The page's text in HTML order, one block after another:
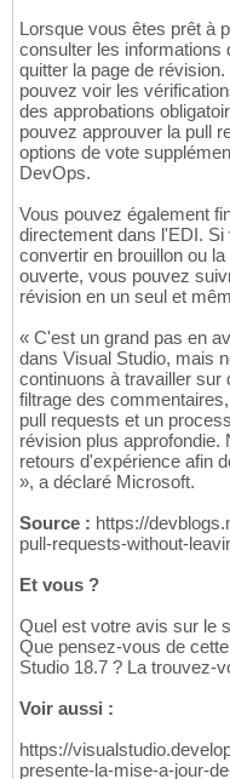
Lorsque vous êtes prêt à
consulter les informations
quitter la page de
pouvez voir les
des approbations
pouvez approuver la pull
options de vote
DevOps.
Vous pouvez également
directement dans l'EDI.
convertir en brouillon ou
ouverte, vous pouvez
révision en un seul et
« C'est un grand pas en
dans Visual Studio, mais
continuons à travailler sur
filtrage des
pull requests et un
révision plus
retours d'expérience afin
», a déclaré Microsoft.
Source : https://
pull-requests-without-
Et vous ?
Quel est votre avis sur le
Que pensez-vous de
Studio 18.7 ? La trouvez-
Voir aussi :
https://
presente-la-mise-a-jour-